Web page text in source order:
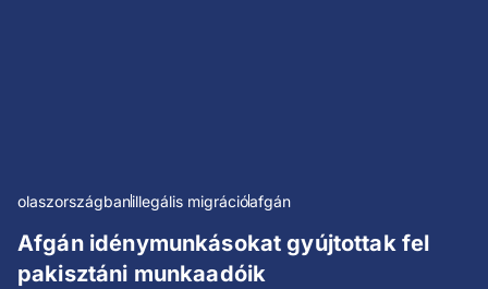
olaszországbanillegális migrációafgán
Afgán idénymunkásokat gyújtottak fel
pakisztáni munkaadóik